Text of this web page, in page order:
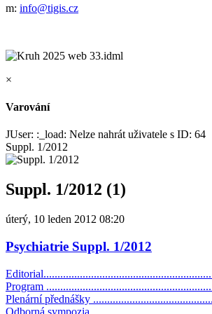
m: info@tigis.cz
×
Varování
JUser: :_load: Nelze nahrát uživatele s ID: 64
Suppl. 1/2012
Suppl. 1/2012 (1)
úterý, 10 leden 2012 08:20
Psychiatrie Suppl. 1/2012
Program
Plenární přednášky
Odborná sympozia